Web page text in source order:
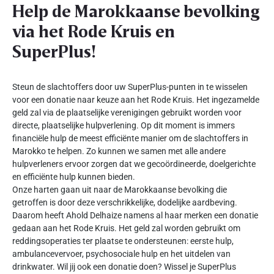
Help de Marokkaanse bevolking
via het Rode Kruis en
SuperPlus!
Steun de slachtoffers door uw SuperPlus-punten in te wisselen
voor een donatie naar keuze aan het Rode Kruis. Het ingezamelde
geld zal via de plaatselijke verenigingen gebruikt worden voor
directe, plaatselijke hulpverlening. Op dit moment is immers
financiële hulp de meest efficiënte manier om de slachtoffers in
Marokko te helpen. Zo kunnen we samen met alle andere
hulpverleners ervoor zorgen dat we gecoördineerde, doelgerichte
en efficiënte hulp kunnen bieden.
Onze harten gaan uit naar de Marokkaanse bevolking die
getroffen is door deze verschrikkelijke, dodelijke aardbeving.
Daarom heeft Ahold Delhaize namens al haar merken een donatie
gedaan aan het Rode Kruis. Het geld zal worden gebruikt om
reddingsoperaties ter plaatse te ondersteunen: eerste hulp,
ambulancevervoer, psychosociale hulp en het uitdelen van
drinkwater. Wil jij ook een donatie doen? Wissel je SuperPlus